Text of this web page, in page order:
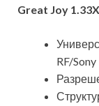
Great Joy
RF/